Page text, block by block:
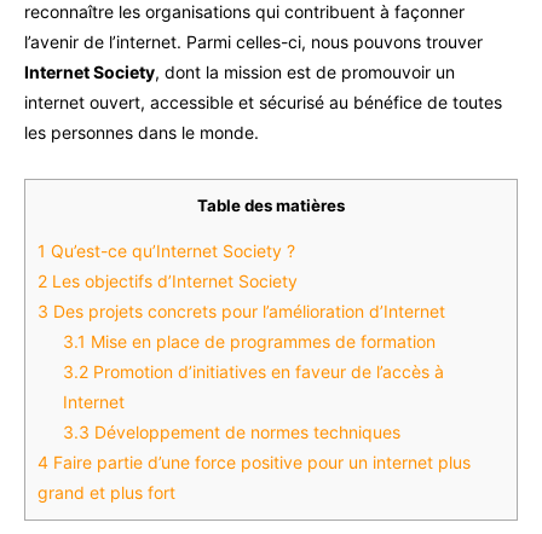
reconnaître les organisations qui contribuent à façonner
l’avenir de l’internet. Parmi celles-ci, nous pouvons trouver
Internet Society, dont la mission est de promouvoir un
internet ouvert, accessible et sécurisé au bénéfice de toutes
les personnes dans le monde.
Table des matières
1 Qu’est-ce qu’Internet Society ?
2 Les objectifs d’Internet Society
3 Des projets concrets pour l’amélioration d’Internet
3.1 Mise en place de programmes de formation
3.2 Promotion d’initiatives en faveur de l’accès à
Internet
3.3 Développement de normes techniques
4 Faire partie d’une force positive pour un internet plus
grand et plus fort